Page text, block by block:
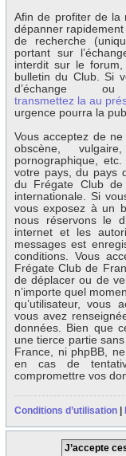
Afin de profiter de la
dépanner
de recherche
portant sur
interdit sur le
bulletin du Club. Si
d’échange
transmettez la au
urgence pourra la
Vous acceptez de
obscène,
pornographique,
votre pays, du pays
du Frégate Club
internationale. Si
vous exposez à un
nous réservons le
internet et les
messages est
conditions. Vous
Frégate Club de
de déplacer ou de
n’importe quel
qu’utilisateur, vous
vous avez
données. Bien que
une tierce partie
France, ni phpBB,
en cas de
compromettre vos
Conditions d’utilisation